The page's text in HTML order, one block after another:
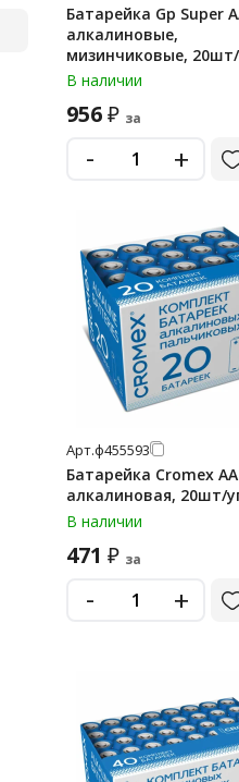
Батарейка Gp Super
алкалиновые,
мизинчиковые,
В наличии
956₽ за
- +
Арт.ф455593
Батарейка Cromex АА
алкалиновая, 20шт/
В наличии
471 ₽ за
- +